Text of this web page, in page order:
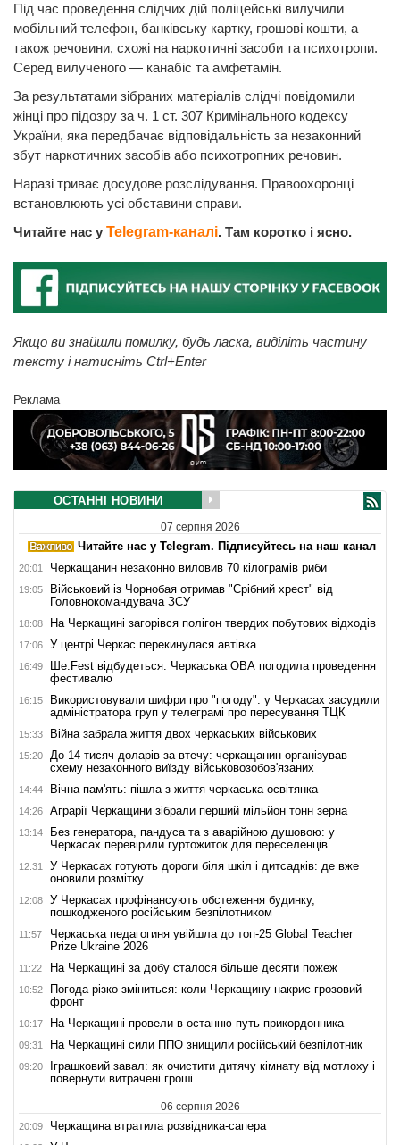
Під час проведення слідчих дій поліцейські вилучили
мобільний телефон, банківську картку, грошові кошти, а
також речовини, схожі на наркотичні засоби та психотропи.
Серед вилученого — канабіс та амфетамін.
За результатами зібраних матеріалів слідчі повідомили
жінці про підозру за ч. 1 ст. 307 Кримінального кодексу
України, яка передбачає відповідальність за незаконний
збут наркотичних засобів або психотропних речовин.
Наразі триває досудове розслідування. Правоохоронці
встановлюють усі обставини справи.
Читайте нас у Telegram-каналі. Там коротко і ясно.
Якщо ви знайшли помилку, будь ласка, виділіть частину
тексту і натисніть Ctrl+Enter
Реклама
ОСТАННІ НОВИНИ
07 серпня 2026
Читайте нас у Telegram. Підписуйтесь на наш канал
20:01 Черкащанин незаконно виловив 70 кілограмів риби
19:05
Військовий із Чорнобая отримав "Срібний хрест" від
Головнокомандувача ЗСУ
18:08 На Черкащині загорівся полігон твердих побутових відходів
17:06 У центрі Черкас перекинулася автівка
16:49
Ше.Fest відбудеться: Черкаська ОВА погодила проведення
фестивалю
16:15
Використовували шифри про "погоду": у Черкасах засудили
адміністратора груп у телеграмі про пересування ТЦК
15:33 Війна забрала життя двох черкаських військових
15:20
До 14 тисяч доларів за втечу: черкащанин організував
схему незаконного виїзду військовозобов'язаних
14:44 Вічна пам'ять: пішла з життя черкаська освітянка
14:26 Аграрії Черкащини зібрали перший мільйон тонн зерна
13:14
Без генератора, пандуса та з аварійною душовою: у
Черкасах перевірили гуртожиток для переселенців
12:31
У Черкасах готують дороги біля шкіл і дитсадків: де вже
оновили розмітку
12:08
У Черкасах профінансують обстеження будинку,
пошкодженого російським безпілотником
11:57
Черкаська педагогиня увійшла до топ-25 Global Teacher
Prize Ukraine 2026
11:22 На Черкащині за добу сталося більше десяти пожеж
10:52
Погода різко зміниться: коли Черкащину накриє грозовий
фронт
10:17 На Черкащині провели в останню путь прикордонника
09:31 На Черкащині сили ППО знищили російський безпілотник
09:20
Іграшковий завал: як очистити дитячу кімнату від мотлоху і
повернути витрачені гроші
06 серпня 2026
20:09 Черкащина втратила розвідника-сапера